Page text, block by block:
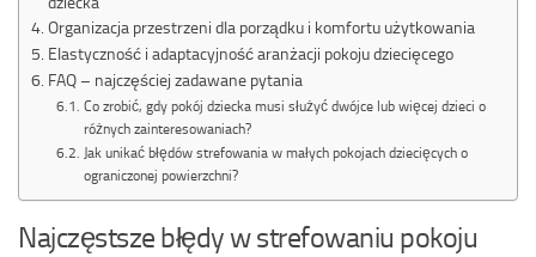
Organizacja przestrzeni dla porządku i komfortu użytkowania
Elastyczność i adaptacyjność aranżacji pokoju dziecięcego
FAQ – najczęściej zadawane pytania
Co zrobić, gdy pokój dziecka musi służyć dwójce lub więcej dzieci o
różnych zainteresowaniach?
Jak unikać błędów strefowania w małych pokojach dziecięcych o
ograniczonej powierzchni?
Najczęstsze błędy w strefowaniu pokoju